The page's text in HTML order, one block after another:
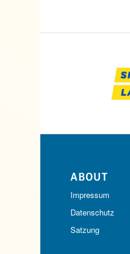
ABOUT
Impressum
Datenschutz
Satzung